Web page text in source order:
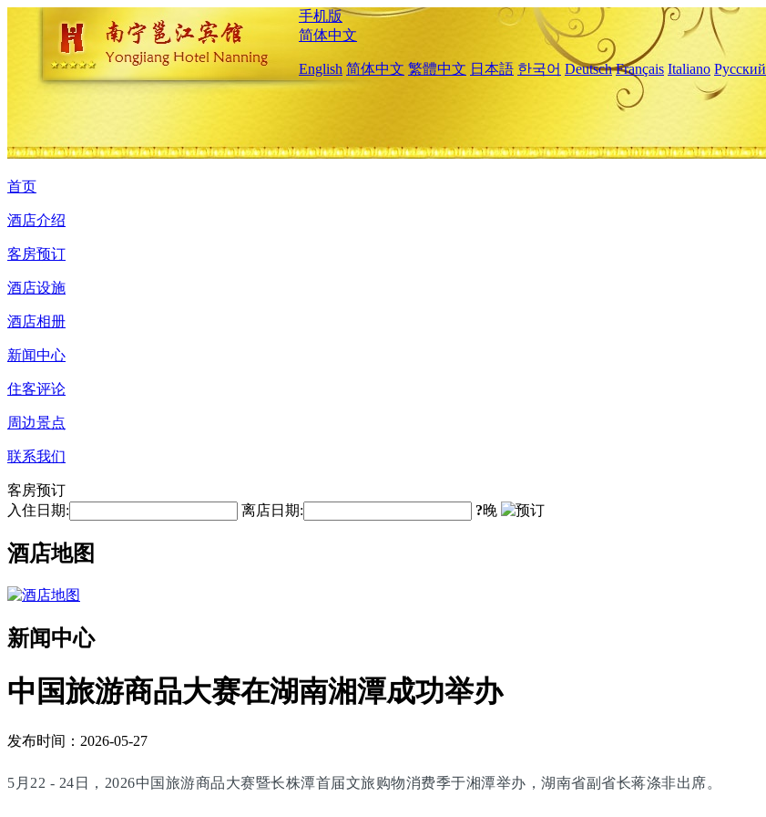
手机版
简体中文
English 简体中文 繁體中文 日本語 한국어 Deutsch Français Italiano Русский
首页
酒店介绍
客房预订
酒店设施
酒店相册
新闻中心
住客评论
周边景点
联系我们
客房预订
入住日期:
离店日期: ?晚
酒店地图
新闻中心
中国旅游商品大赛在湖南湘潭成功举办
发布时间：2026-05-27
5月22 - 24日，2026中国旅游商品大赛暨长株潭首届文旅购物消费季于湘潭举办，湖南省副省长蒋涤非出席。